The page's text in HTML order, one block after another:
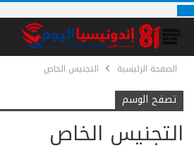
الصفحة الرئيسية التجنيس الخاص
تصفح الوسم
التجنيس الخاص